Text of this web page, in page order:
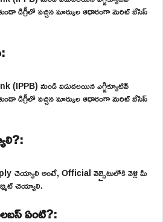
డిగ్రీలో వచ్చిన మార్కుల ఆధారంగా మెరిట్ బేసిస్
(IPPB) నుండి విడుదలయిన ఎగ్జిక్యూటివ్
డిగ్రీలో వచ్చిన మార్కుల ఆధారంగా మెరిట్ బేసిస్
చెయ్యాలి అంటే, Official వెబ్సైటులోకి వెళ్లి మీ
చెయ్యాలి.
ఏంటి?: